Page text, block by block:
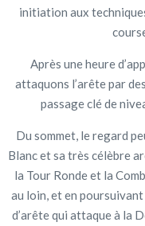
initiation aux
Après une heure
attaquons l’arête par
passage clé de
Du sommet, le regard
Blanc et sa très célèbre
la Tour Ronde et la
au loin, et en
d’arête qui attaque à la